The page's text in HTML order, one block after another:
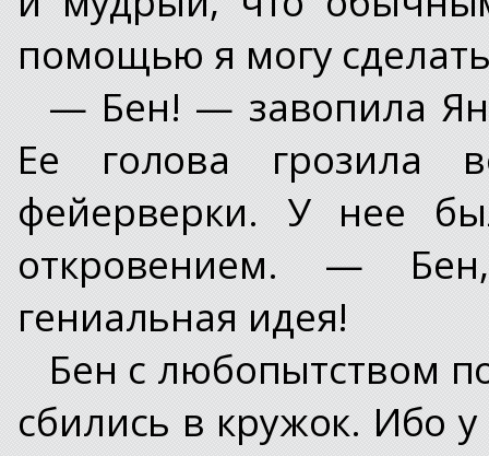
помощью я могу
— Бен! — завопила
Ее голова грозила
фейерверки. У нее
откровением. —
гениальная идея!
Бен с любопытством
сбились в кружок. Ибо